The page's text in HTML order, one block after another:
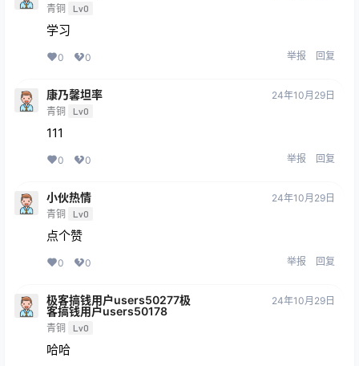
青铜 Lv0
学习
0 0 举报 回复
康乃馨坦率
青铜 Lv0
24年10月29日
111
0 0 举报 回复
小伙热情
青铜 Lv0
24年10月29日
点个赞
0 0 举报 回复
极客搞钱用户users50277极
客搞钱用户users50178
青铜 Lv0
24年10月29日
哈哈